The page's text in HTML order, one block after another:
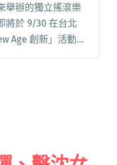
舉辦的獨立搖滾樂
將於 9/30 在台北
Age 創新」活動，